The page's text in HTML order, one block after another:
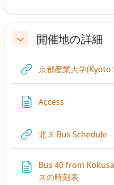
折りたたむ開催地の詳細
京都産業大学
Access
北３ Bus Schedule
Bus 40 from
スの時刻表